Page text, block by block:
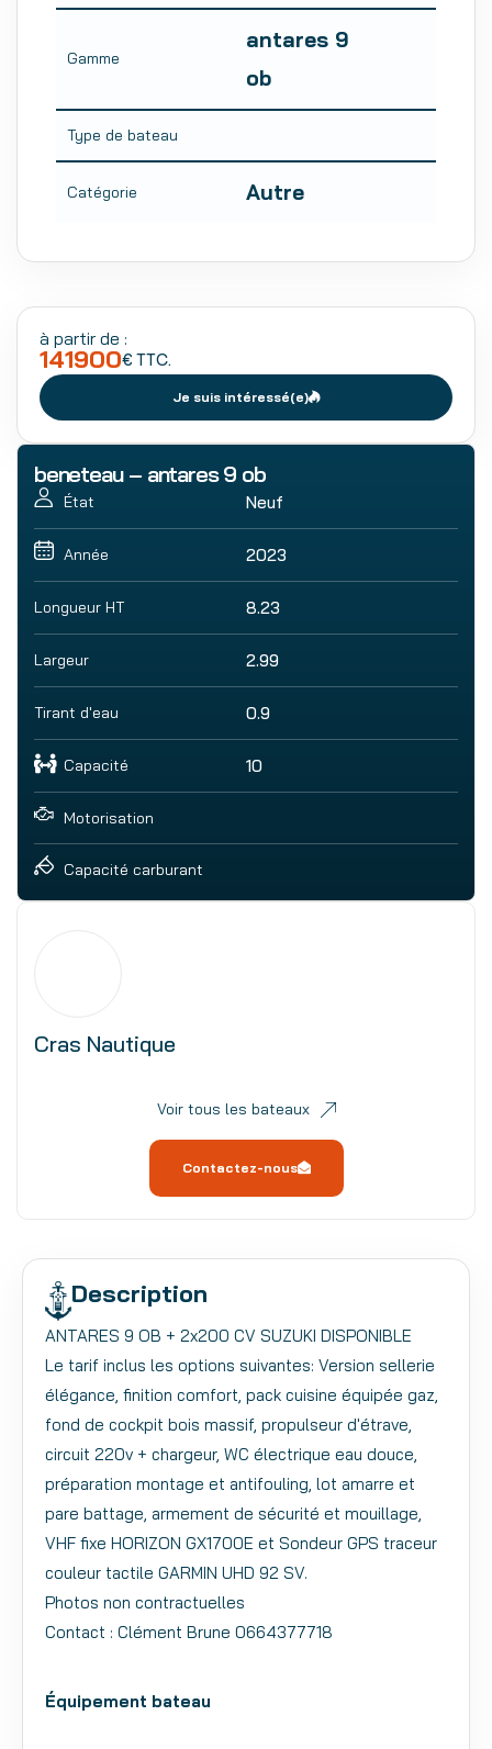
Gamme
antares 9
ob
Type de bateau
Catégorie Autre
à partir de :
141900€ TTC.
Je suis intéressé(e)
beneteau – antares 9 ob
État Neuf
Année 2023
Longueur HT 8.23
Largeur 2.99
Tirant d'eau 0.9
Capacité 10
Motorisation
Capacité carburant
Cras Nautique
Voir tous les bateaux
Contactez-nous
Description
ANTARES 9 OB + 2x200 CV SUZUKI DISPONIBLE
Le tarif inclus les options suivantes: Version sellerie
élégance, finition comfort, pack cuisine équipée gaz,
fond de cockpit bois massif, propulseur d'étrave,
circuit 220v + chargeur, WC électrique eau douce,
préparation montage et antifouling, lot amarre et
pare battage, armement de sécurité et mouillage,
VHF fixe HORIZON GX1700E et Sondeur GPS traceur
couleur tactile GARMIN UHD 92 SV.
Photos non contractuelles
Contact : Clément Brune 0664377718
Équipement bateau